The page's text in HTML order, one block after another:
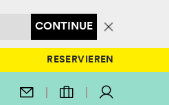
CONTINUE
RESERVIEREN